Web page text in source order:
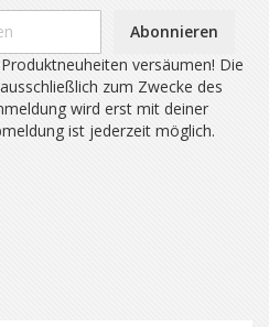
Abonnieren
versäumen! Die
zum Zwecke des
wird erst mit deiner
ist jederzeit möglich.